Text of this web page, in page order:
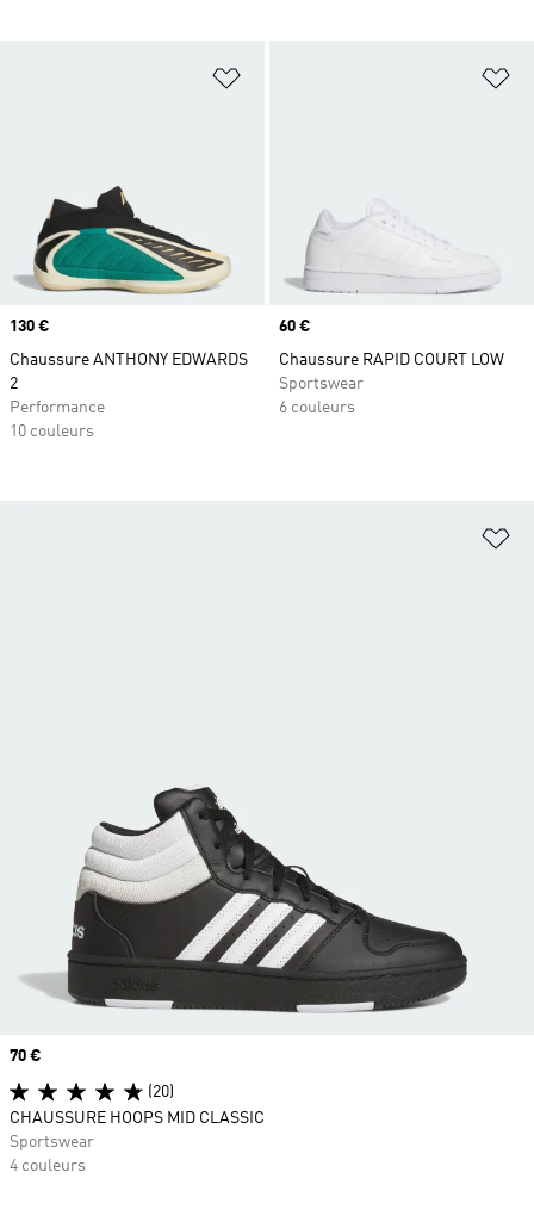
Ajouter à la Liste de produits
Prix
130 €
Chaussure ANTHONY EDWARDS
2
Performance
10 couleurs
Prix
60 €
Chaussure RAPID COURT LOW
Sportswear
6 couleurs
Prix
70 €
(20)
CHAUSSURE HOOPS MID CLASSIC
Sportswear
4 couleurs